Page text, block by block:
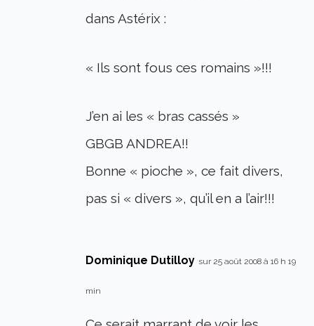
dans Astérix :
« Ils sont fous ces romains »!!!
J’en ai les « bras cassés »
GBGB ANDREA!!
Bonne « pioche », ce fait divers,
pas si « divers », qu’il en a l’air!!!
Dominique Dutilloy sur 25 août 2008 à 16 h 19
min